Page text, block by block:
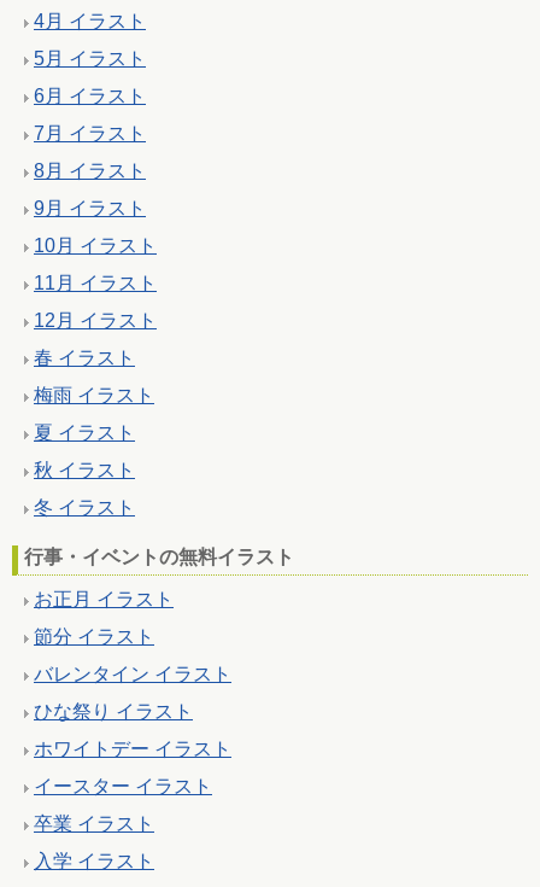
4月 イラスト
5月 イラスト
6月 イラスト
7月 イラスト
8月 イラスト
9月 イラスト
10月 イラスト
11月 イラスト
12月 イラスト
春 イラスト
梅雨 イラスト
夏 イラスト
秋 イラスト
冬 イラスト
行事・イベントの無料イラスト
お正月 イラスト
節分 イラスト
バレンタイン イラスト
ひな祭り イラスト
ホワイトデー イラスト
イースター イラスト
卒業 イラスト
入学 イラスト